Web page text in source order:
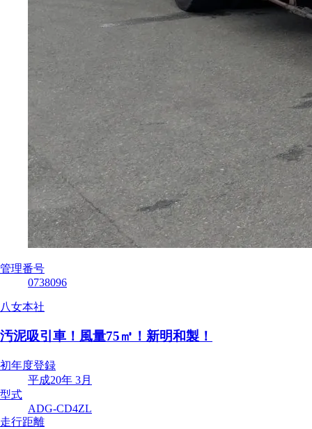
管理番号
0738096
八女本社
汚泥吸引車！風量75㎥！新明和製！
初年度登録
平成20年 3月
型式
ADG-CD4ZL
走行距離